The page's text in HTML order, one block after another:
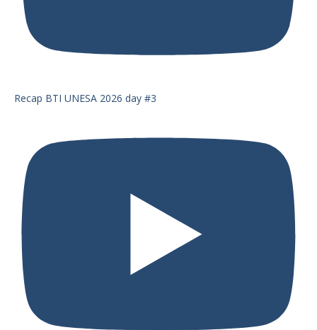
Recap BTI UNESA 2026 day #3